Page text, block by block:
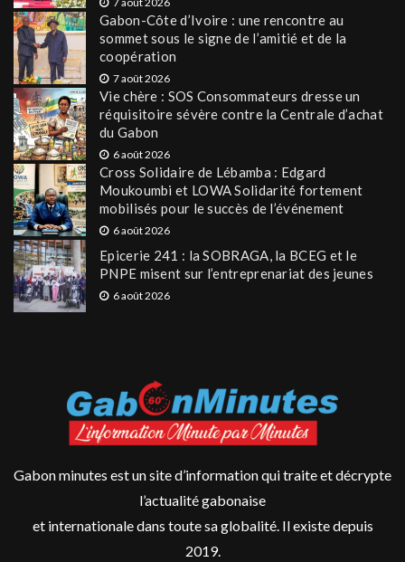
Gabon-Côte d’Ivoire : une rencontre au
sommet sous le signe de l’amitié et de la
coopération
7 août 2026
Vie chère : SOS Consommateurs dresse un
réquisitoire sévère contre la Centrale d’achat
du Gabon
6 août 2026
Cross Solidaire de Lébamba : Edgard
Moukoumbi et LOWA Solidarité fortement
mobilisés pour le succès de l’événement
6 août 2026
Epicerie 241 : la SOBRAGA, la BCEG et le
PNPE misent sur l’entreprenariat des jeunes
6 août 2026
Gabon minutes est un site d’information qui traite et décrypte
l’actualité gabonaise
et internationale dans toute sa globalité. Il existe depuis
2019.